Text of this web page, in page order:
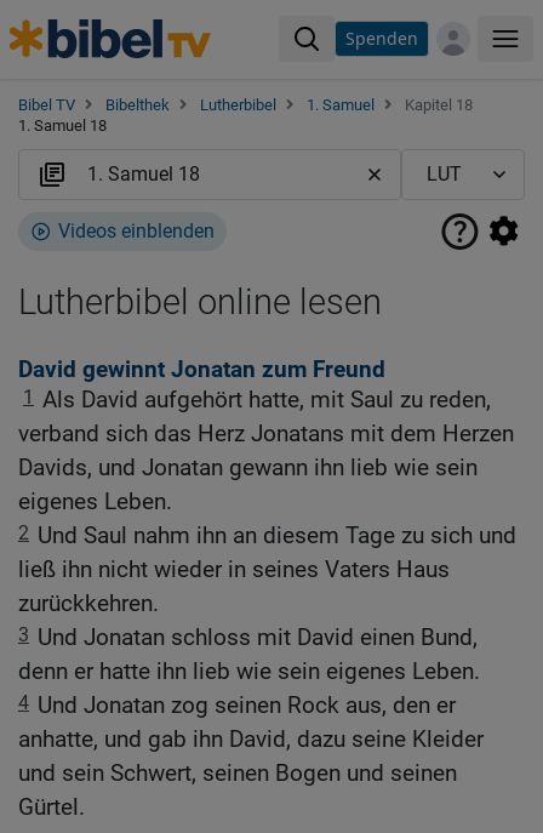
Spenden
Bibel TV Bibelthek Lutherbibel 1. Samuel
Kapitel 18
1. Samuel 18
Videos einblenden
Lutherbibel online lesen
David gewinnt Jonatan zum Freund
1 Als David aufgehört hatte, mit Saul zu reden,
verband sich das Herz Jonatans mit dem Herzen
Davids, und Jonatan gewann ihn lieb wie sein
eigenes Leben.
2 Und Saul nahm ihn an diesem Tage zu sich und
ließ ihn nicht wieder in seines Vaters Haus
zurückkehren.
3 Und Jonatan schloss mit David einen Bund,
denn er hatte ihn lieb wie sein eigenes Leben.
4 Und Jonatan zog seinen Rock aus, den er
anhatte, und gab ihn David, dazu seine Kleider
und sein Schwert, seinen Bogen und seinen
Gürtel.